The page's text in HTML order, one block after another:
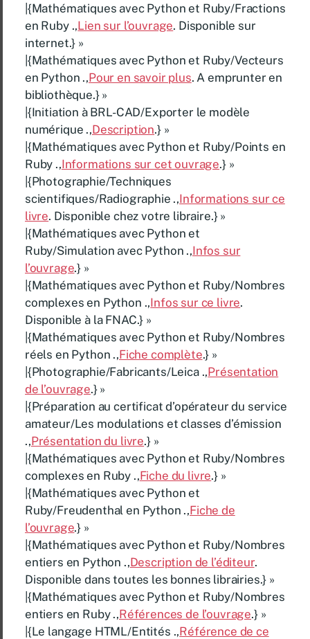
|{Mathématiques avec Python et Ruby/Fractions
en Ruby .,Lien sur l’ouvrage. Disponible sur
internet.} »
|{Mathématiques avec Python et Ruby/Vecteurs
en Python .,Pour en savoir plus. A emprunter en
bibliothèque.} »
|{Initiation à BRL-CAD/Exporter le modèle
numérique .,Description.} »
|{Mathématiques avec Python et Ruby/Points en
Ruby .,Informations sur cet ouvrage.} »
|{Photographie/Techniques
scientifiques/Radiographie .,Informations sur ce
livre. Disponible chez votre libraire.} »
|{Mathématiques avec Python et
Ruby/Simulation avec Python .,Infos sur
l’ouvrage.} »
|{Mathématiques avec Python et Ruby/Nombres
complexes en Python .,Infos sur ce livre.
Disponible à la FNAC.} »
|{Mathématiques avec Python et Ruby/Nombres
réels en Python .,Fiche complète.} »
|{Photographie/Fabricants/Leica .,Présentation
de l’ouvrage.} »
|{Préparation au certificat d’opérateur du service
amateur/Les modulations et classes d’émission
.,Présentation du livre.} »
|{Mathématiques avec Python et Ruby/Nombres
complexes en Ruby .,Fiche du livre.} »
|{Mathématiques avec Python et
Ruby/Freudenthal en Python .,Fiche de
l’ouvrage.} »
|{Mathématiques avec Python et Ruby/Nombres
entiers en Python .,Description de l’éditeur.
Disponible dans toutes les bonnes librairies.} »
|{Mathématiques avec Python et Ruby/Nombres
entiers en Ruby .,Références de l’ouvrage.} »
|{Le langage HTML/Entités .,Référence de ce